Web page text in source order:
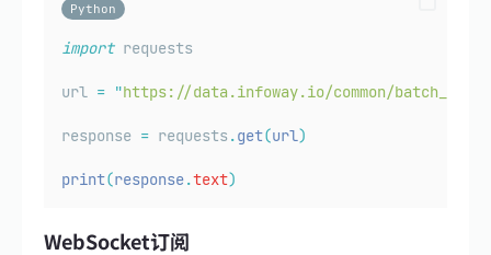
Python
import requests
url = "https://data.infoway.io/common/batch_depth/
response = requests.get(url)
print(response.text)
WebSocket订阅